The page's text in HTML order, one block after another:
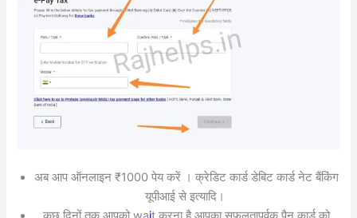
अब आप ऑनलाइन ₹1000 पेय करें । क्रेडिट कार्ड डेबिट कार्ड नेट बैंकिंग
यूपीआई से इत्यादि।